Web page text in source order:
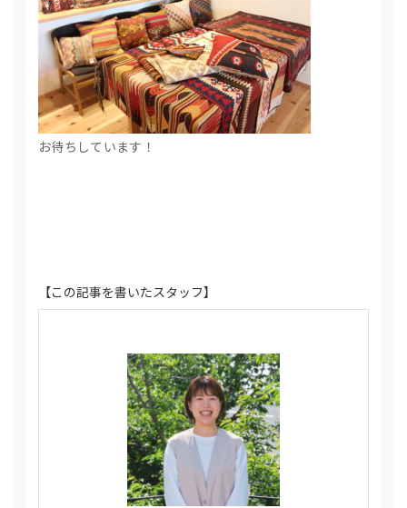
お待ちしています！
【この記事を書いたスタッフ】